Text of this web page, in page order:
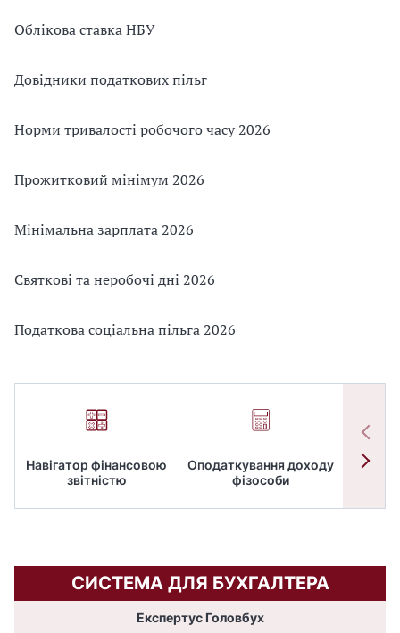
Облікова ставка НБУ
Довідники податкових пільг
Норми тривалості робочого часу 2026
Прожитковий мінімум 2026
Мінімальна зарплата 2026
Святкові та неробочі дні 2026
Податкова соціальна пільга 2026
Навігатор фінансовою
звітністю
Оподаткування доходу
фізособи
СИСТЕМА ДЛЯ БУХГАЛТЕРА
Експертус Головбух